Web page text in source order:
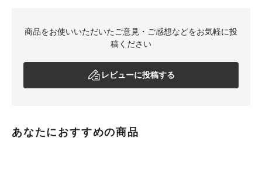
商品をお使いいただいたご意見・ご感想などをお気軽に投
稿ください
レビューに投稿する
あなたにおすすめの商品